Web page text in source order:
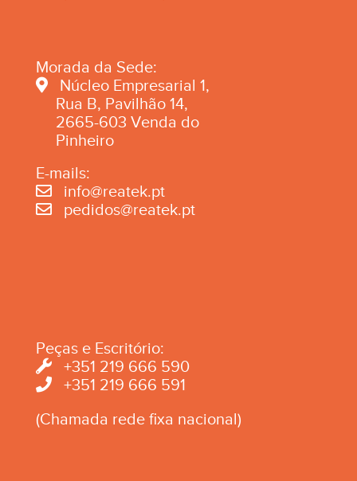
Morada da Sede:
Núcleo Empresarial 1,
Rua B, Pavilhão 14,
2665-603 Venda do
Pinheiro
E-mails:
info@reatek.pt
pedidos@reatek.pt
Peças e Escritório:
+351 219 666 590
+351 219 666 591
(Chamada rede fixa nacional)